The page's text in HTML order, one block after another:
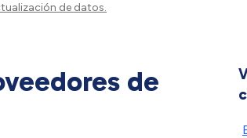
de datos.
de